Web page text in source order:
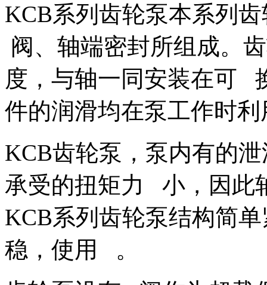
KCB系列齿轮泵本系列
阀、轴端密封所组成。
度，与轴一同安装在可
件的润滑均在泵工作时
KCB齿轮泵，泵内有的
承受的扭矩力 小，因此
KCB系列齿轮泵结构简
稳，使用 。